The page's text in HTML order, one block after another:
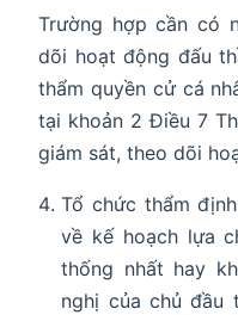
Trường hợp cần có
dõi hoạt động đấu
thẩm quyền cử cá
tại khoản 2 Điều 7
giám sát, theo dõi
Tổ chức thẩm
về kế hoạch lựa
thống nhất hay
nghị của chủ đầu